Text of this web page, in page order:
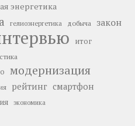
энергетика
гелиоэнергетика добыча закон
итог
модернизация
рейтинг смартфон
экономика